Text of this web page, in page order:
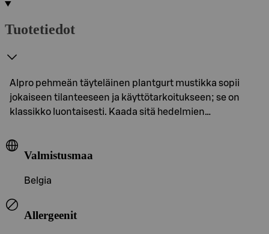
Tuotetiedot
Alpro pehmeän täyteläinen plantgurt mustikka sopii
jokaiseen tilanteeseen ja käyttötarkoitukseen; se on
klassikko luontaisesti. Kaada sitä hedelmien…
Valmistusmaa
Belgia
Allergeenit